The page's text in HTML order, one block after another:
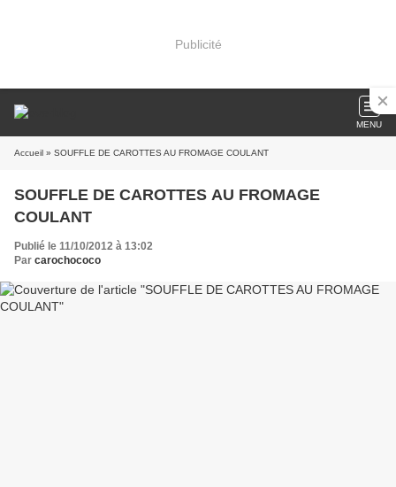
Publicité
MENU
Accueil » SOUFFLE DE CAROTTES AU FROMAGE COULANT
SOUFFLE DE CAROTTES AU FROMAGE
COULANT
Publié le 11/10/2012 à 13:02
Par carochococo